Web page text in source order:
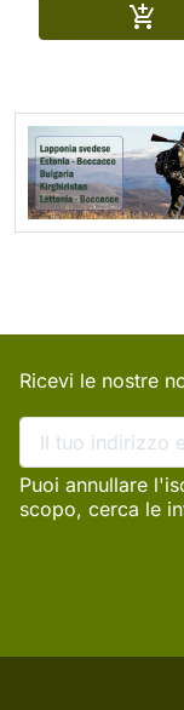

Ricevi le nostre
Puoi annullare
scopo, cerca le